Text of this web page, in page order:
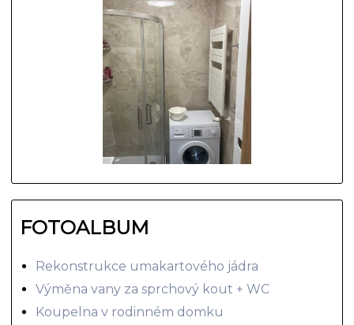
FOTOALBUM
Rekonstrukce umakartového jádra
Výměna vany za sprchový kout + WC
Koupelna v rodinném domku